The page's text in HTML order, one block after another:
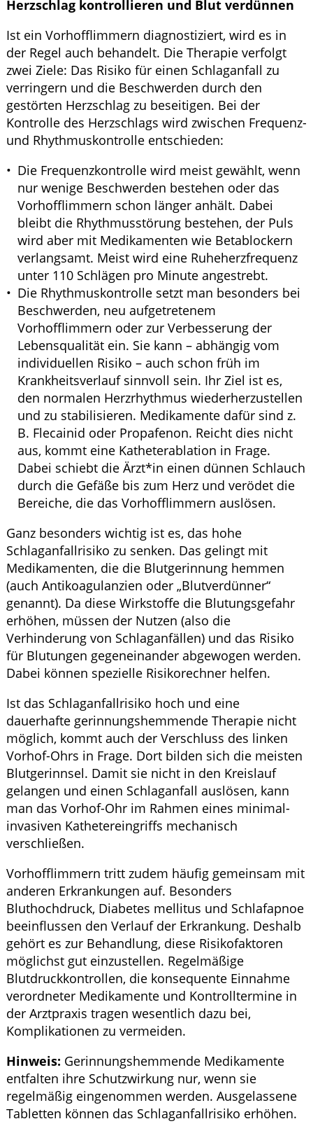
Herzschlag kontrollieren und Blut verdünnen
Ist ein Vorhofflimmern diagnostiziert, wird es in
der Regel auch behandelt. Die Therapie verfolgt
zwei Ziele: Das Risiko für einen Schlaganfall zu
verringern und die Beschwerden durch den
gestörten Herzschlag zu beseitigen. Bei der
Kontrolle des Herzschlags wird zwischen Frequenz-
und Rhythmuskontrolle entschieden:
Die Frequenzkontrolle wird meist gewählt, wenn
nur wenige Beschwerden bestehen oder das
Vorhofflimmern schon länger anhält. Dabei
bleibt die Rhythmusstörung bestehen, der Puls
wird aber mit Medikamenten wie Betablockern
verlangsamt. Meist wird eine Ruheherzfrequenz
unter 110 Schlägen pro Minute angestrebt.
Die Rhythmuskontrolle setzt man besonders bei
Beschwerden, neu aufgetretenem
Vorhofflimmern oder zur Verbesserung der
Lebensqualität ein. Sie kann – abhängig vom
individuellen Risiko – auch schon früh im
Krankheitsverlauf sinnvoll sein. Ihr Ziel ist es,
den normalen Herzrhythmus wiederherzustellen
und zu stabilisieren. Medikamente dafür sind z.
B. Flecainid oder Propafenon. Reicht dies nicht
aus, kommt eine Katheterablation in Frage.
Dabei schiebt die Ärzt*in einen dünnen Schlauch
durch die Gefäße bis zum Herz und verödet die
Bereiche, die das Vorhofflimmern auslösen.
Ganz besonders wichtig ist es, das hohe
Schlaganfallrisiko zu senken. Das gelingt mit
Medikamenten, die die Blutgerinnung hemmen
(auch Antikoagulanzien oder „Blutverdünner“
genannt). Da diese Wirkstoffe die Blutungsgefahr
erhöhen, müssen der Nutzen (also die
Verhinderung von Schlaganfällen) und das Risiko
für Blutungen gegeneinander abgewogen werden.
Dabei können spezielle Risikorechner helfen.
Ist das Schlaganfallrisiko hoch und eine
dauerhafte gerinnungshemmende Therapie nicht
möglich, kommt auch der Verschluss des linken
Vorhof-Ohrs in Frage. Dort bilden sich die meisten
Blutgerinnsel. Damit sie nicht in den Kreislauf
gelangen und einen Schlaganfall auslösen, kann
man das Vorhof-Ohr im Rahmen eines minimal-
invasiven Kathetereingriffs mechanisch
verschließen.
Vorhofflimmern tritt zudem häufig gemeinsam mit
anderen Erkrankungen auf. Besonders
Bluthochdruck, Diabetes mellitus und Schlafapnoe
beeinflussen den Verlauf der Erkrankung. Deshalb
gehört es zur Behandlung, diese Risikofaktoren
möglichst gut einzustellen. Regelmäßige
Blutdruckkontrollen, die konsequente Einnahme
verordneter Medikamente und Kontrolltermine in
der Arztpraxis tragen wesentlich dazu bei,
Komplikationen zu vermeiden.
Hinweis: Gerinnungshemmende Medikamente
entfalten ihre Schutzwirkung nur, wenn sie
regelmäßig eingenommen werden. Ausgelassene
Tabletten können das Schlaganfallrisiko erhöhen.